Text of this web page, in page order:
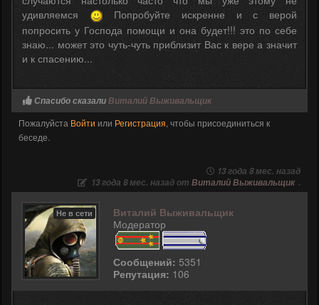
удивляемся
Попробуйте искренне и с верой
попросить у Господа помощи и она будет!!! это по себе
знаю... может это чуть-чуть приблизит Вас к вере а значит
и к спасению...
Спасибо сказалиВиталий Выживальщик
Пожалуйста Войти или Регистрация, чтобы присоединиться к
беседе.
13 года 8 мес. назад
13 года 8 мес. назад от Виталий Выживальщик .
Не в сети
Виталий Выживальщик
Модератор
Сообщений: 5351
Репутация: 106